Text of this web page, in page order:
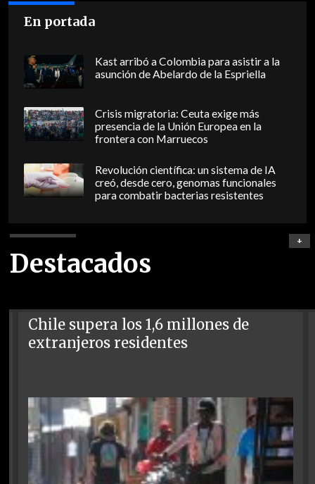
En portada
Kast arribó a Colombia para asistir a la
asunción de Abelardo de la Espriella
Crisis migratoria: Ceuta exige más
presencia de la Unión Europea en la
frontera con Marruecos
Revolución científica: un sistema de IA
creó, desde cero, genomas funcionales
para combatir bacterias resistentes
Destacados
+
Chile supera los 1,6 millones de
extranjeros residentes